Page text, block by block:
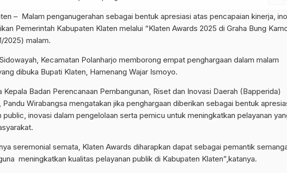
– Malam penganugerahan sebagai bentuk apresiasi atas pencapaian kinerja,
Pemerintah Kabupaten Klaten melalui “Klaten Awards 2025 di Graha Bung
2025) malam.
Kecamatan Polanharjo memborong empat penghargaan dalam malam
dibuka Bupati Klaten, Hamenang Wajar Ismoyo.
Kepala Badan Perencanaan Pembangunan, Riset dan Inovasi Daerah (Bapperida)
Pandu Wirabangsa mengatakan jika penghargaan diberikan sebagai bentuk
public, inovasi dalam pengelolaan serta pemicu untuk meningkatkan pelayanan
seremonial semata, Klaten Awards diharapkan dapat sebagai pemantik
meningkatkan kualitas pelayanan publik di Kabupaten Klaten”,katanya.